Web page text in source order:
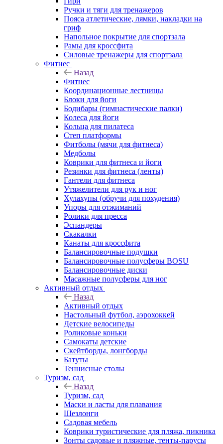
Ручки и тяги для тренажеров
Пояса атлетические, лямки, накладки на
гриф
Напольное покрытие для спортзала
Рамы для кроссфита
Силовые тренажеры для спортзала
Фитнес
Назад
Фитнес
Координационные лестницы
Блоки для йоги
Бодибары (гимнастические палки)
Колеса для йоги
Кольца для пилатеса
Степ платформы
Фитболы (мячи для фитнеса)
Медболы
Коврики для фитнеса и йоги
Резинки для фитнеса (ленты)
Гантели для фитнеса
Утяжелители для рук и ног
Хулахупы (обручи для похудения)
Упоры для отжиманий
Ролики для пресса
Эспандеры
Скакалки
Канаты для кроссфита
Балансировочные подушки
Балансировочные полусферы BOSU
Балансировочные диски
Масажные полусферы для ног
Активный отдых
Назад
Активный отдых
Настольный футбол, аэрохоккей
Детские велосипеды
Роликовые коньки
Самокаты детские
Скейтборды, лонгборды
Батуты
Теннисные столы
Туризм, сад
Назад
Туризм, сад
Маски и ласты для плавания
Шезлонги
Садовая мебель
Коврики туристические для пляжа, пикника
Зонты садовые и пляжные, тенты-парусы